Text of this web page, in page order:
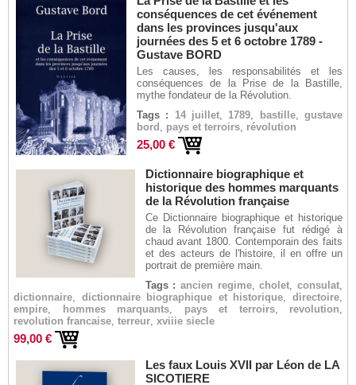
conséquences de cet événement
dans les provinces jusqu'aux
journées des 5 et 6 octobre 1789 -
Gustave BORD
Les causes, les responsabilités et les
conséquences de la Prise de la Bastille,
mythe fondateur de la Révolution.
Tags : 14 juillet, 1789, bastille, gustave
bord , pays et terroirs, révolution
25,00 €
Dictionnaire biographique et
historique des hommes marquants
de la Révolution française
Ce Dictionnaire biographique et historique
de la Révolution française fut rédigé à
chaud avant 1800. Contemporain des faits
et des acteurs de l'histoire, il en offre un
portrait de première main.
Tags : ancien regime, cholet, consulat,
dictionnaire, dictionnaire biographique et historique, directoire,
empire, hommes marquants, pays et terroirs, revolution,
revolution francaise, terreur, xviiie siecle
99,00 €
Les faux Louis XVII par Léon de LA
SICOTIERE